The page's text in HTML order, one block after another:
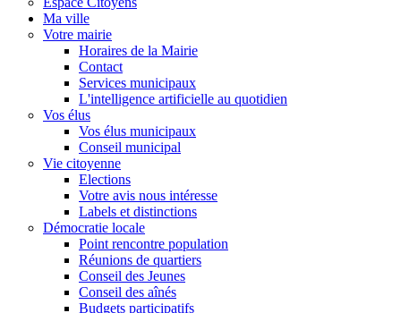
Ma ville
Votre mairie
Horaires de la Mairie
Contact
Services municipaux
L'intelligence artificielle au quotidien
Vos élus
Vos élus municipaux
Conseil municipal
Vie citoyenne
Elections
Votre avis nous intéresse
Labels et distinctions
Démocratie locale
Point rencontre population
Réunions de quartiers
Conseil des Jeunes
Conseil des aînés
Budgets participatifs